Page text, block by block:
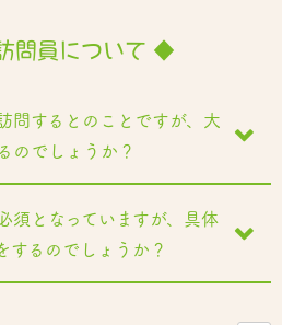
問員について ◆
問するとのことですが、大
のでしょうか？
須となっていますが、具体
するのでしょうか？